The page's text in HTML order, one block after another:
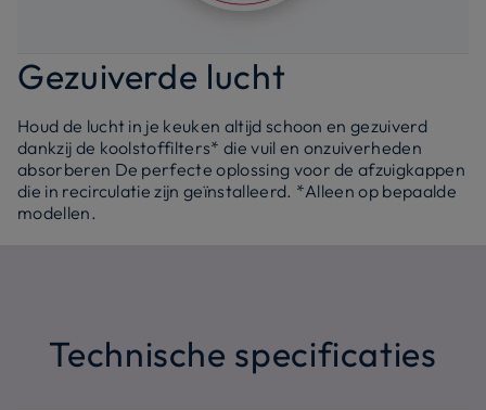
Gezuiverde lucht
Houd de lucht in je keuken altijd schoon en gezuiverd
dankzij de koolstoffilters* die vuil en onzuiverheden
absorberen De perfecte oplossing voor de afzuigkappen
die in recirculatie zijn geïnstalleerd. *Alleen op bepaalde
modellen.
Technische specificaties